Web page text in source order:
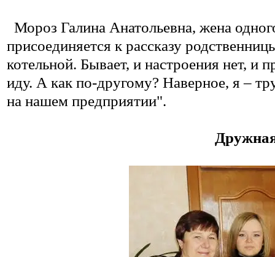
Мороз Галина Анатольевна, жена
присоединяется к рассказу
котельной. Бывает, и настроения нет, и
иду. А как по-другому? Наверное, я –
на нашем предприятии".